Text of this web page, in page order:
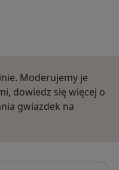
Moderujemy je
dowiedz się więcej o
gwiazdek na